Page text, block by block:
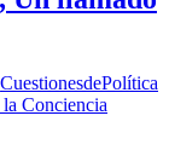
CuestionesdePolítica